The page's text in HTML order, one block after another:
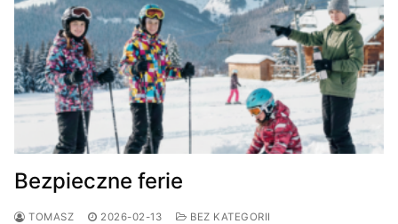
Bezpieczne ferie
TOMASZ 2026-02-13 BEZ KATEGORII